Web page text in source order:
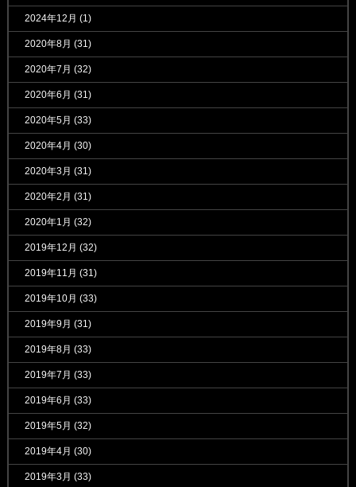
2024年12月 (1)
2020年8月 (31)
2020年7月 (32)
2020年6月 (31)
2020年5月 (33)
2020年4月 (30)
2020年3月 (31)
2020年2月 (31)
2020年1月 (32)
2019年12月 (32)
2019年11月 (31)
2019年10月 (33)
2019年9月 (31)
2019年8月 (33)
2019年7月 (33)
2019年6月 (33)
2019年5月 (32)
2019年4月 (30)
2019年3月 (33)